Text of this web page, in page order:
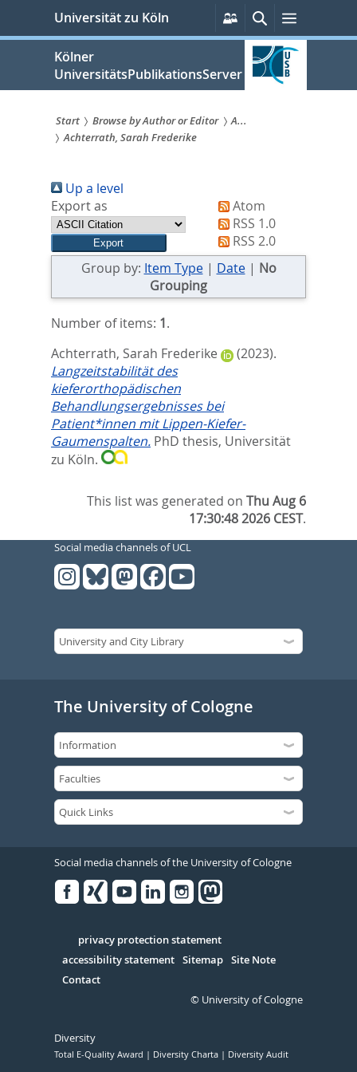
springen
Universität zu Köln
Persönliche
Services
SucheMenü
Kölner
UniversitätsPublikationsServer
Sie
sind
hier:
Start Browse by Author or Editor
A...
Achterrath, Sarah Frederike
Up a level
Export as
Atom
RSS 1.0
RSS 2.0
Group by: Item Type| Date| No
Grouping
Number of items: 1.
Achterrath, Sarah Frederike
(2023).
Langzeitstabilität des
kieferorthopädischen
Behandlungsergebnisses bei
Patient*innen mit Lippen-Kiefer-
Gaumenspalten. PhD thesis, Universität
zu Köln.
This list was generated onThu Aug 6
17:30:48 2026 CEST.
Social media channels of UCL
The University of Cologne
Social media channels of the University of Cologne
Serivce
privacy protection statement
accessibility statement Sitemap Site Note
Contact
© University of Cologne
Diversity
Total E-Quality Award Diversity Charta Diversity Audit